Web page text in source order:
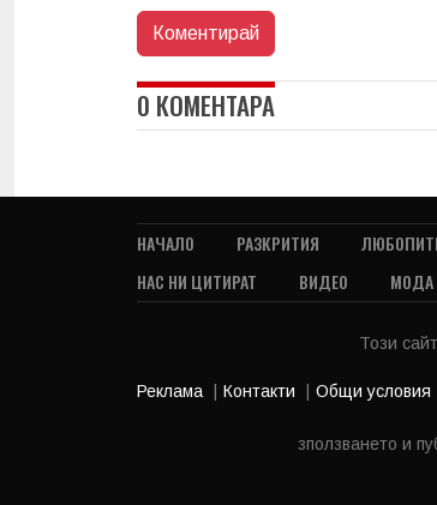
0 КОМЕНТАРА
НАЧАЛО РАЗКРИТИЯ
НАС НИ ЦИТИРАТ
ВИДЕО МОДА
Този
Реклама Контакти Общи условия
зползването и